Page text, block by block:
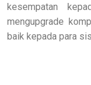
kesempatan
mengupgrade
baik kepada para